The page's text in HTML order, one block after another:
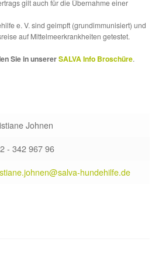
gilt auch für die Übernahme einer
e. V. sind geimpft (grundimmunisiert) und
auf Mittelmeerkrankheiten getestet.
Sie in unsererSALVA Info Broschüre.
Johnen
- 342 967 96
hundehilfe.de